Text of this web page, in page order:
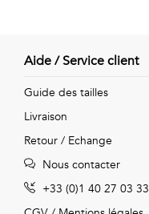
Aide / Service client
Guide des tailles
Livraison
Retour / Echange
Nous contacter
+33 (0)1 40 27 03 33